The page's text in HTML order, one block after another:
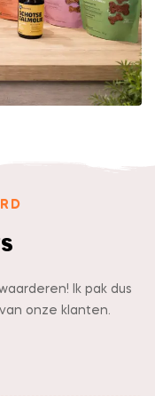
Ik pak dus
onze klanten.